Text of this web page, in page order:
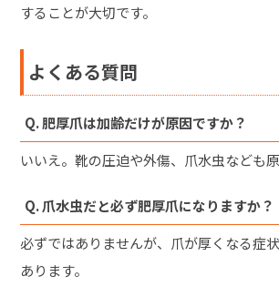
することが大切です。
よくある質問
Q. 肥厚爪は加齢だけが原因ですか？
いいえ。靴の圧迫や外傷、爪水虫なども原
Q. 爪水虫だと必ず肥厚爪になりますか？
必ずではありませんが、爪が厚くなる症
あります。